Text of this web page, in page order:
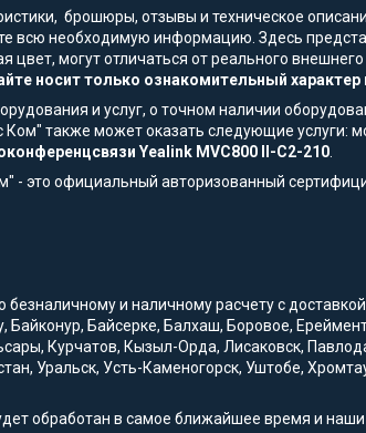
брошюры, отзывы и техническое
всю необходимую информацию. Здесь
цвет, могут отличаться от реального
носит только ознакомительный характер
и услуг, о точном наличии
также может оказать следующие услуги:
Yealink MVC800 II-C2-210.
это официальный авторизованный
и наличному расчету с
Байконур, Байсерке, Балхаш, Боровое,
Курчатов, Кызыл-Орда, Лисаковск,
Уральск, Усть-Каменогорск, Уштобе,
обработан в самое ближайшее время и